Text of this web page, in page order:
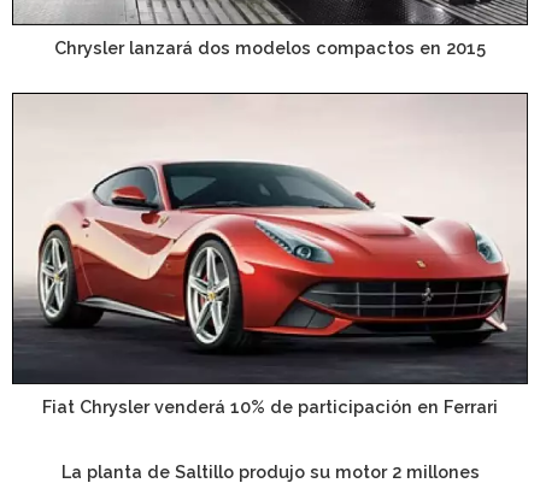
Chrysler lanzará dos modelos compactos en 2015
Fiat Chrysler venderá 10% de participación en Ferrari
La planta de Saltillo produjo su motor 2 millones